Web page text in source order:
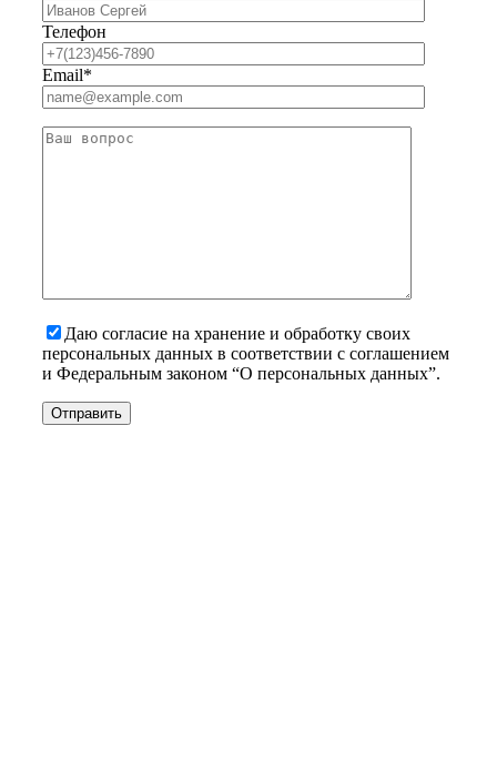
Телефон
Email*
Даю согласие на хранение и обработку своих
персональных данных в соответствии с соглашением
и Федеральным законом “О персональных данных”.